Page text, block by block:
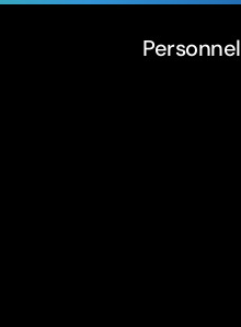
Personnel